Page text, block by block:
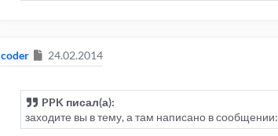
coder Сообщение
24.02.2014
PPK писал(а):
заходите вы в тему, а там написано в сообщении: